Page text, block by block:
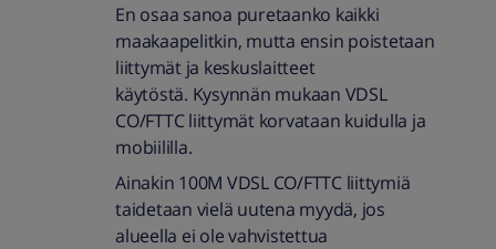
En osaa sanoa puretaanko kaikki
maakaapelitkin, mutta ensin poistetaan
liittymät ja keskuslaitteet
käytöstä. Kysynnän mukaan VDSL
CO/FTTC liittymät korvataan kuidulla ja
mobiililla.
Ainakin 100M VDSL CO/FTTC liittymiä
taidetaan vielä uutena myydä, jos
alueella ei ole vahvistettua